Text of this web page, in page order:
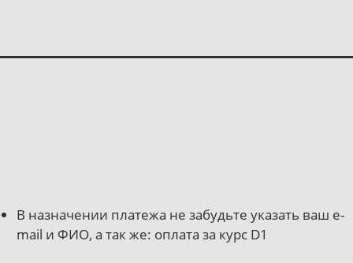
В назначении платежа не забудьте указать ваш e-
mail и ФИО, а так же: оплата за курс D1